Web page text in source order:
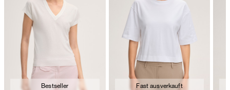
Bestseller Fast ausverkauft